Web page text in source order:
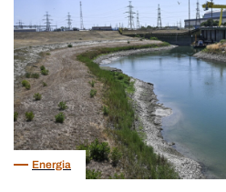
Energia